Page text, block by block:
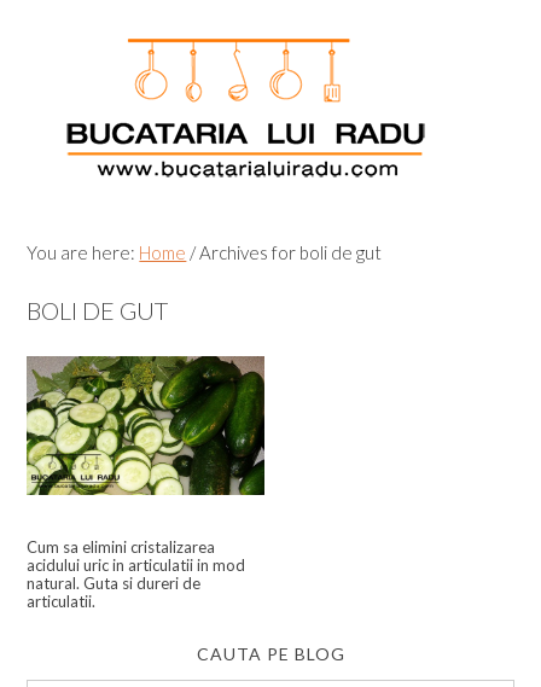
You are here: Home /Archives for boli de gut
BOLI DE GUT
Cum sa elimini cristalizarea
acidului uric in articulatii in mod
natural. Guta si dureri de
articulatii.
CAUTA PE BLOG